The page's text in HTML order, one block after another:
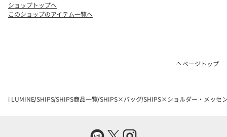
ショップトップへ
このショップのアイテム一覧へ
ページトップ
i LUMINE SHIPS SHIPS商品一覧 SHIPS×バッグ SHIPS×ショルダー・メッセ